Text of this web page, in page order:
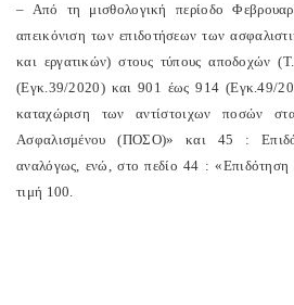
– Από τη μισθολογική περίοδο
απεικόνιση των επιδοτήσεων των
και εργατικών) στους τύπους
(Εγκ.39/2020) και 901 έως 914 (Εγκ.49/
καταχώριση των αντίστοιχων ποσών
Ασφαλισμένου (ΠΟΣΟ)» και 45 :
αναλόγως, ενώ, στο πεδίο 44 : «Επιδότηση
τιμή 100.